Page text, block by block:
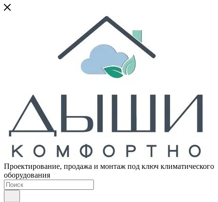
Проектирование, продажа и монтаж под ключ климатического
оборудования